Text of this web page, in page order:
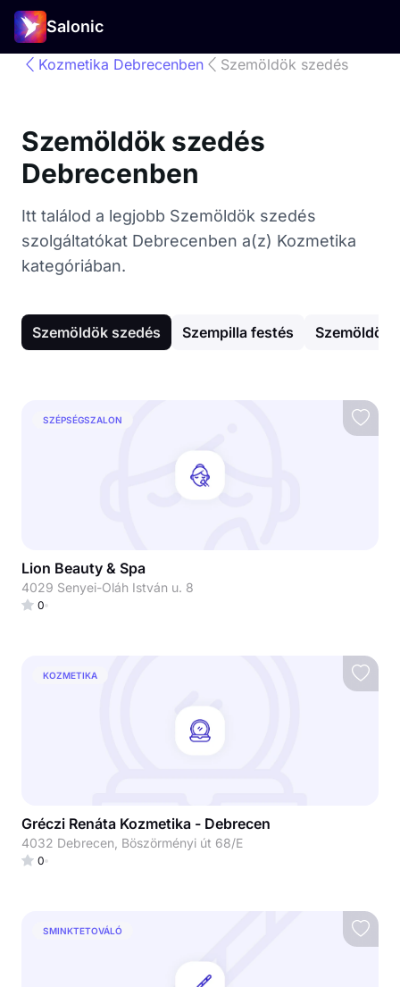
Salonic
Kozmetika Debrecenben Szemöldök szedés
Szemöldök szedés
Debrecenben
Itt találod a legjobb Szemöldök szedés
szolgáltatókat Debrecenben a(z) Kozmetika
kategóriában.
Szemöldök szedés Szempilla festés Szemöldök
SZÉPSÉGSZALON
Lion Beauty & Spa
4029 Senyei-Oláh István u. 8
0
KOZMETIKA
Gréczi Renáta Kozmetika - Debrecen
4032 Debrecen, Böszörményi út 68/E
0
SMINKTETOVÁLÓ